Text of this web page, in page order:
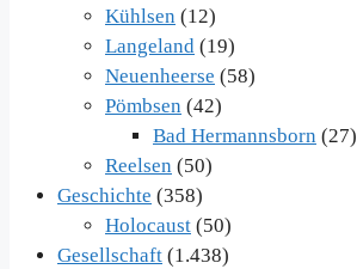
Kühlsen (12)
Langeland (19)
Neuenheerse (58)
Pömbsen (42)
Bad Hermannsborn (27)
Reelsen (50)
Geschichte (358)
Holocaust (50)
Gesellschaft (1.438)